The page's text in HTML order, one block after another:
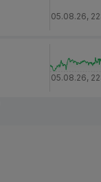
05.08.26,
05.08.26,